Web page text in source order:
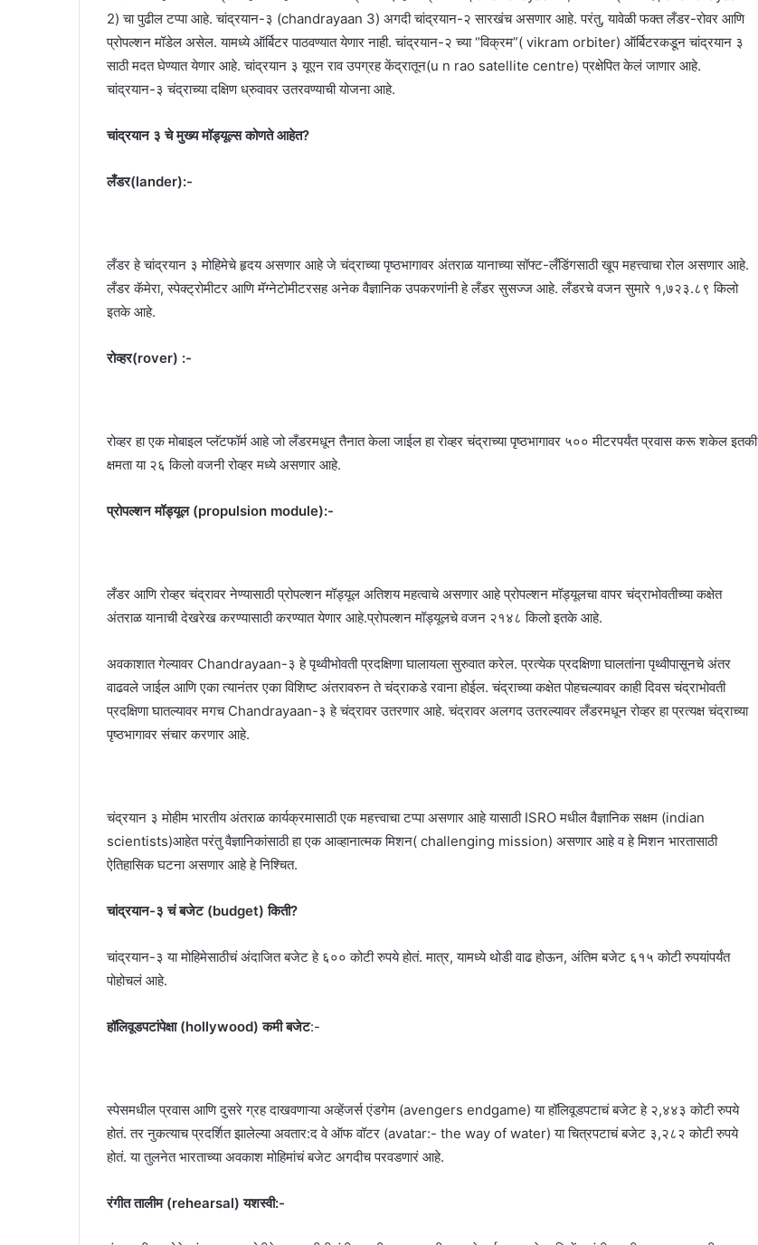
2) चा पुढील टप्पा आहे. चांद्रयान-३ (chandrayaan 3) अगदी चांद्रयान-२ सारखंच असणार आहे. परंतु, यावेळी फक्त लँडर-रोवर आणि
प्रोपल्शन मॉडेल असेल. यामध्ये ऑर्बिटर पाठवण्यात येणार नाही. चांद्रयान-२ च्या “विक्रम”( vikram orbiter) ऑर्बिटरकडून चांद्रयान ३
साठी मदत घेण्यात येणार आहे. चांद्रयान ३ यूएन राव उपग्रह केंद्रातून(u n rao satellite centre) प्रक्षेपित केलं जाणार आहे.
चांद्रयान-३ चंद्राच्या दक्षिण ध्रुवावर उतरवण्याची योजना आहे.
चांद्रयान ३ चे मुख्य मॉड्यूल्स कोणते आहेत?
लँडर(lander):-
लँडर हे चांद्रयान ३ मोहिमेचे हृदय असणार आहे जे चंद्राच्या पृष्ठभागावर अंतराळ यानाच्या सॉफ्ट-लँडिंगसाठी खूप महत्त्वाचा रोल असणार आहे.
लँडर कॅमेरा, स्पेक्ट्रोमीटर आणि मॅग्नेटोमीटरसह अनेक वैज्ञानिक उपकरणांनी हे लँडर सुसज्ज आहे. लँडरचे वजन सुमारे १,७२३.८९ किलो
इतके आहे.
रोव्हर(rover) :-
रोव्हर हा एक मोबाइल प्लॅटफॉर्म आहे जो लँडरमधून तैनात केला जाईल हा रोव्हर चंद्राच्या पृष्ठभागावर ५०० मीटरपर्यंत प्रवास करू शकेल इतकी
क्षमता या २६ किलो वजनी रोव्हर मध्ये असणार आहे.
प्रोपल्शन मॉड्यूल (propulsion module):-
लँडर आणि रोव्हर चंद्रावर नेण्यासाठी प्रोपल्शन मॉड्यूल अतिशय महत्वाचे असणार आहे प्रोपल्शन मॉड्यूलचा वापर चंद्राभोवतीच्या कक्षेत
अंतराळ यानाची देखरेख करण्यासाठी करण्यात येणार आहे.प्रोपल्शन मॉड्यूलचे वजन २१४८ किलो इतके आहे.
अवकाशात गेल्यावर Chandrayaan-३ हे पृथ्वीभोवती प्रदक्षिणा घालायला सुरुवात करेल. प्रत्येक प्रदक्षिणा घालतांना पृथ्वीपासूनचे अंतर
वाढवले जाईल आणि एका त्यानंतर एका विशिष्ट अंतरावरुन ते चंद्राकडे रवाना होईल. चंद्राच्या कक्षेत पोहचल्यावर काही दिवस चंद्राभोवती
प्रदक्षिणा घातल्यावर मगच Chandrayaan-३ हे चंद्रावर उतरणार आहे. चंद्रावर अलगद उतरल्यावर लँडरमधून रोव्हर हा प्रत्यक्ष चंद्राच्या
पृष्ठभागावर संचार करणार आहे.
चंद्रयान ३ मोहीम भारतीय अंतराळ कार्यक्रमासाठी एक महत्त्वाचा टप्पा असणार आहे यासाठी ISRO मधील वैज्ञानिक सक्षम (indian
scientists)आहेत परंतु वैज्ञानिकांसाठी हा एक आव्हानात्मक मिशन( challenging mission) असणार आहे व हे मिशन भारतासाठी
ऐतिहासिक घटना असणार आहे हे निश्चित.
चांद्रयान-३ चं बजेट (budget) किती?
चांद्रयान-३ या मोहिमेसाठीचं अंदाजित बजेट हे ६०० कोटी रुपये होतं. मात्र, यामध्ये थोडी वाढ होऊन, अंतिम बजेट ६१५ कोटी रुपयांपर्यंत
पोहोचलं आहे.
हॉलिवूडपटांपेक्षा (hollywood) कमी बजेट:-
स्पेसमधील प्रवास आणि दुसरे ग्रह दाखवणाऱ्या अव्हेंजर्स एंडगेम (avengers endgame) या हॉलिवूडपटाचं बजेट हे २,४४३ कोटी रुपये
होतं. तर नुकत्याच प्रदर्शित झालेल्या अवतार:द वे ऑफ वॉटर (avatar:- the way of water) या चित्रपटाचं बजेट ३,२८२ कोटी रुपये
होतं. या तुलनेत भारताच्या अवकाश मोहिमांचं बजेट अगदीच परवडणारं आहे.
रंगीत तालीम (rehearsal) यशस्वी:-